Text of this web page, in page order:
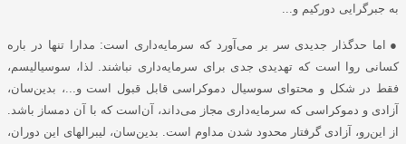
به جبر‌گرایی دورکیم و...
● اما حدگذار جدیدی سر بر می‌آورد که سرمایه‌داری است: مدارا تنها در باره
کسانی روا است که تهدیدی جدی برای سرمایه‌داری نباشند. لذا، سوسیالیسم،
فقط در شکل و محتوای سوسیال دموکراسی قابل قبول است و...، بدین‌سان،
آزادی و دموکراسی که سرمایه‌داری مجاز می‌داند، آن‌است که با آن دمساز باشد.
از این‌رو، آزادی گرفتار محدود شدن مداوم است. بدین‌سان، لیبرالهای این دوران،